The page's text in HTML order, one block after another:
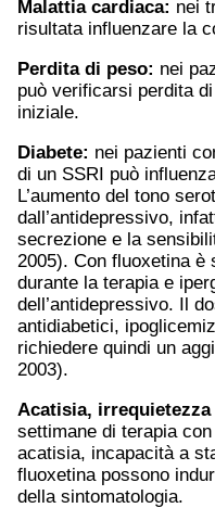
Malattia cardiaca: nei
risultata influenzare la
Perdita di peso: nei
può verificarsi perdita
iniziale.
Diabete: nei pazienti
di un SSRI può
L’aumento del tono
dall’antidepressivo,
secrezione e la
2005). Con fluoxetina è
durante la terapia e
dell’antidepressivo. Il
antidiabetici,
richiedere quindi un
2003).
Acatisia,
settimane di terapia
acatisia, incapacità a
fluoxetina possono
della sintomatologia.